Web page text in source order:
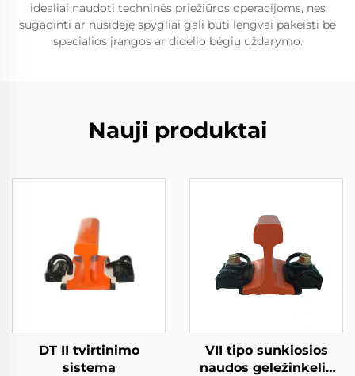
idealiai naudoti techninės priežiūros operacijoms, nes
sugadinti ar nusidėję spygliai gali būti lengvai pakeisti be
specialios įrangos ar didelio bėgių uždarymo.
Nauji produktai
DT II tvirtinimo
sistema
VII tipo sunkiosios
naudos geležinkelio